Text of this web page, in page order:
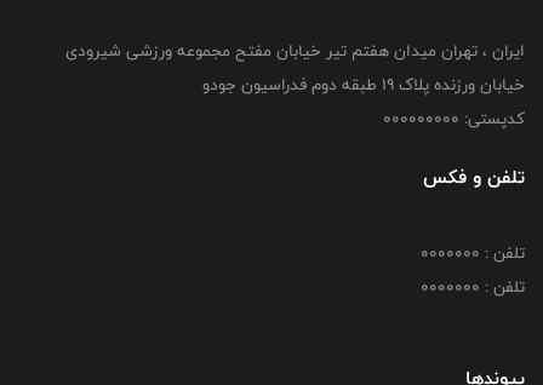
ایران ، تهران میدان هفتم تیر خیابان مفتح مجموعه ورزشی شیرودی
خیابان ورزنده پلاک ۱۹ طبقه دوم فدراسیون جودو
کدپستی: 000000000
تلفن و فکس
تلفن : 0000000
تلفن : 0000000